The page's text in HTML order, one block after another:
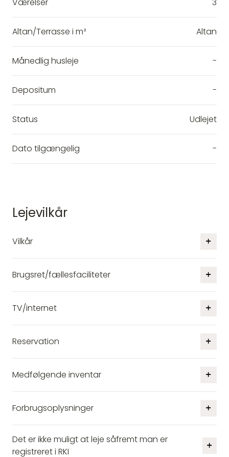
Værelser 3
Altan/Terrasse i m² Altan
Månedlig husleje -
Depositum -
Status Udlejet
Dato tilgængelig -
Lejevilkår
Vilkår
Brugsret/fællesfaciliteter
TV/internet
Reservation
Medfølgende inventar
Forbrugsoplysninger
Det er ikke muligt at leje såfremt man er
registreret i RKI